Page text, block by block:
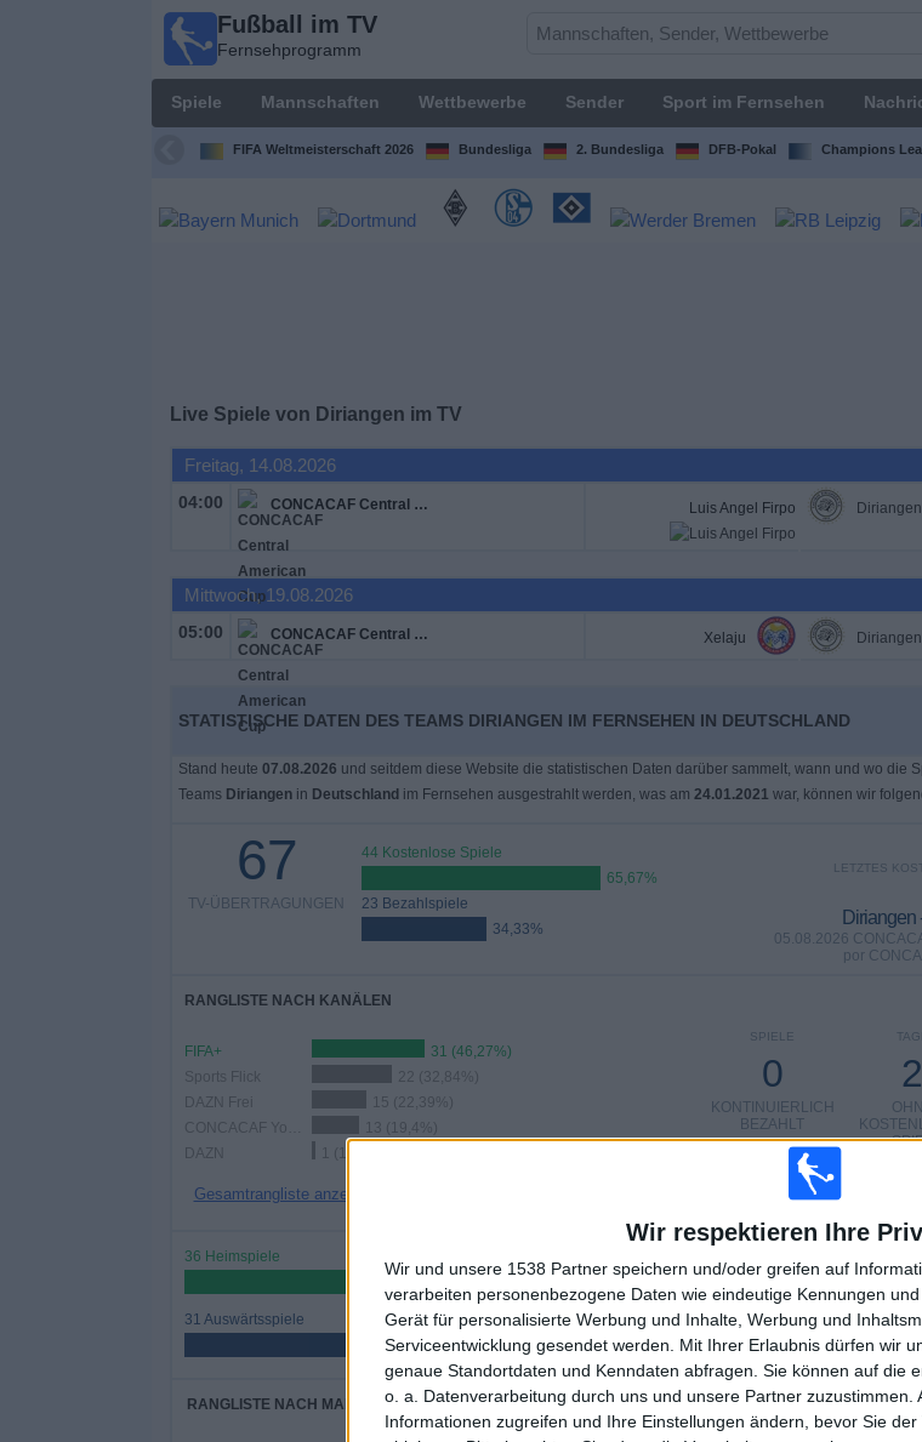
Wir respektieren Ihre
Wir und unsere 1538 Partner speichern und/oder greifen auf
verarbeiten personenbezogene Daten wie eindeutige Kennungen
Gerät für personalisierte Werbung und Inhalte, Werbung und
Serviceentwicklung gesendet werden.
Mit Ihrer Erlaubnis dürfen wir
genaue Standortdaten und Kenndaten abfragen. Sie können auf die
o. a. Datenverarbeitung durch uns und unsere Partner zuzustimmen.
Informationen zugreifen und Ihre Einstellungen ändern, bevor Sie
Fußball im TV
Fernsehprogramm
Spiele Mannschaften Wettbewerbe Sender Sport im Fernsehen
FIFA Weltmeisterschaft 2026 Bundesliga 2. Bundesliga DFB-Pokal Champions
Live Spiele von Diriangen im TV
Freitag, 14.08.2026
04:00 CONCACAF Central American Cup Luis Angel Firpo Diriangen
Mittwoch, 19.08.2026
05:00 CONCACAF Central American Cup Xelaju Diriangen
STATISTISCHE DATEN DES TEAMS DIRIANGEN IM FERNSEHEN IN DEUTSCHLAND
Stand heute 07.08.2026 und seitdem diese Website die statistischen Daten darüber sammelt, wann und wo die
Teams Diriangenin Deutschland im Fernsehen ausgestrahlt werden, was am 24.01.2021 war, können wir
67
TV-ÜBERTRAGUNGEN
44 Kostenlose Spiele
65,67%
23 Bezahlspiele
34,33%
LETZTES
Diriangen
05.08.2026
por
RANGLISTE NACH KANÄLEN
FIFA+
31 (46,27%)
Sports Flick
22 (32,84%)
DAZN Frei
15 (22,39%)
13 (19,4%)
DAZN
1 (1,49%)
Gesamtrangliste anzeigen
TAGE
2
SPIELE
0
KONTINUIERLICH
BEZAHLT
36 Heimspiele
31 Auswärtsspiele
46,27%
VS
GESAMT
3
WETTBEWERBE
RANGLISTE NACH MANNSCHAFTEN RANGLISTE NACH WETTBEWERBEN
Fußball im
Fernsehprogramm